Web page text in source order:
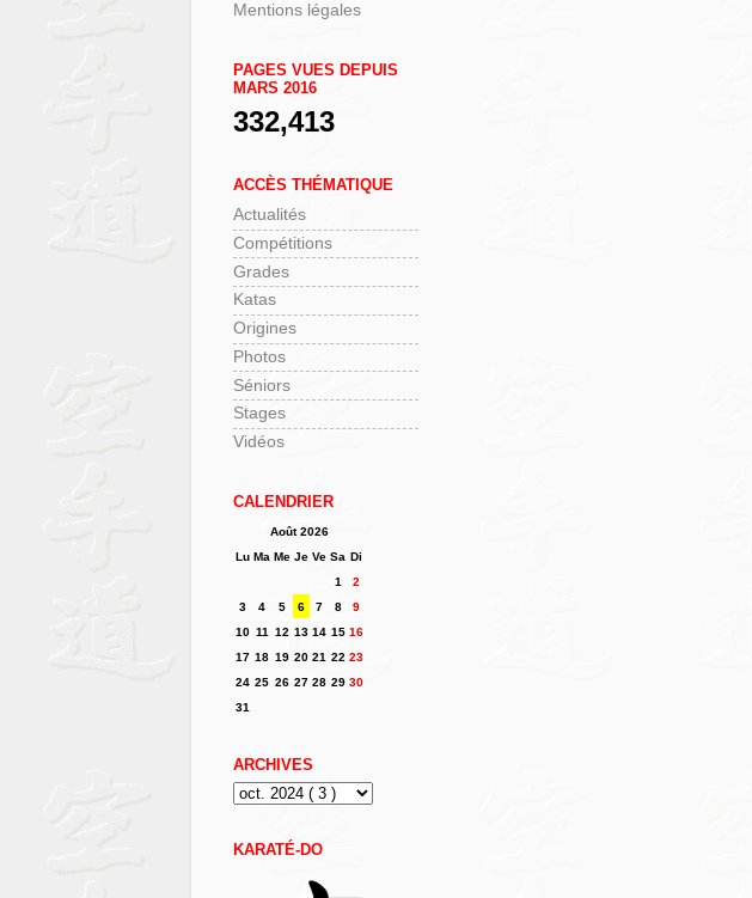
Mentions légales
PAGES VUES DEPUIS
MARS 2016
332,413
ACCÈS THÉMATIQUE
Actualités
Compétitions
Grades
Katas
Origines
Photos
Séniors
Stages
Vidéos
CALENDRIER
Août 2026
Lu Ma Me Je Ve Sa Di
1
2
3
4 5 6 7 8
9
10 11 12 13 14 15 16
17 18 19 20 21 22 23
24 25 26 27 28 29 30
31
ARCHIVES
KARATÉ-DO